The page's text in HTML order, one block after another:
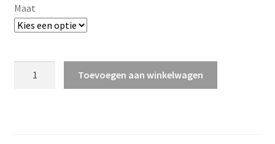
Maat
Toevoegen aan winkelwagen